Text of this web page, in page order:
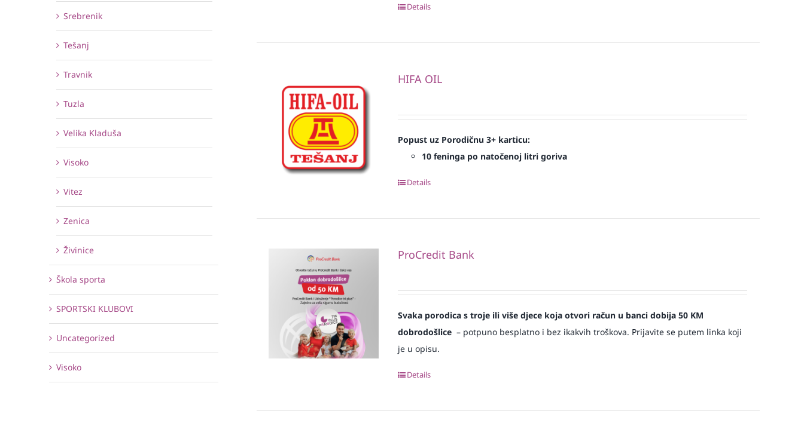
Details
HIFA OIL
Popust uz Porodičnu 3+ karticu:
10 feninga po natočenoj litri goriva
Details
ProCredit Bank
Svaka porodica s troje ili više djece koja otvori račun u banci dobija 50 KM
dobrodošlice– potpuno besplatno i bez ikakvih troškova. Prijavite se putem linka koji
je u opisu.
Details
Srebrenik
Tešanj
Travnik
Tuzla
Velika Kladuša
Visoko
Vitez
Zenica
Živinice
Škola sporta
SPORTSKI KLUBOVI
Uncategorized
Visoko